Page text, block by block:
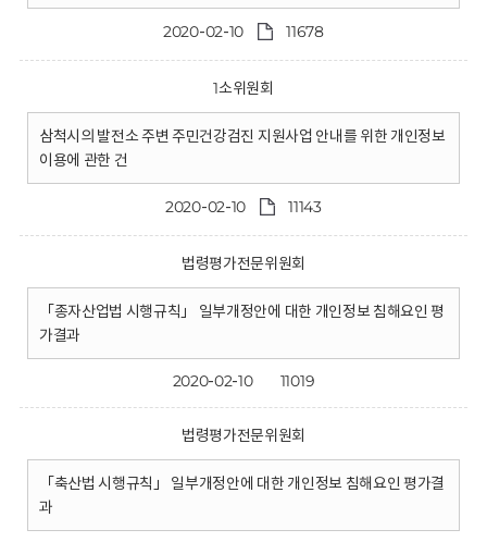
2020-02-10 11678
1소위원회
삼척시의 발전소 주변 주민건강검진 지원사업 안내를 위한 개인정보
이용에 관한 건
2020-02-10 11143
법령평가전문위원회
「종자산업법 시행규칙」 일부개정안에 대한 개인정보 침해요인 평
가결과
2020-02-10 11019
법령평가전문위원회
「축산법 시행규칙」 일부개정안에 대한 개인정보 침해요인 평가결
과